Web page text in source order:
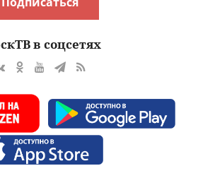
в соцсетях